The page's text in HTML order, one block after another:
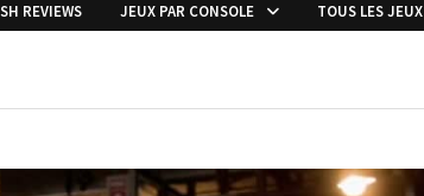
REVIEWS
JEUX PAR CONSOLE TOUS LES JEUX